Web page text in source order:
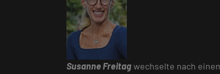
Susanne Freitagwechselte nach